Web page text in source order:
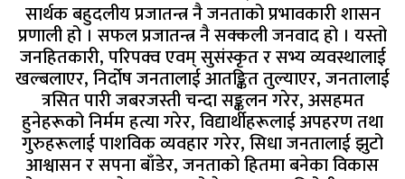
सार्थक बहुदलीय प्रजातन्त्र नै जनताको प्रभावकारी शासन
प्रणाली हो । सफल प्रजातन्त्र नै सक्कली जनवाद हो । यस्तो
जनहितकारी, परिपक्व एवम् सुसंस्कृत र सभ्य व्यवस्थालाई
खल्बलाएर, निर्दोष जनतालाई आतङ्कित तुल्याएर, जनतालाई
त्रसित पारी जबरजस्ती चन्दा सङ्कलन गरेर, असहमत
हुनेहरूको निर्मम हत्या गरेर, विद्यार्थीहरूलाई अपहरण तथा
गुरुहरूलाई पाशविक व्यवहार गरेर, सिधा जनतालाई झुटो
आश्वासन र सपना बाँडेर, जनताको हितमा बनेका विकास